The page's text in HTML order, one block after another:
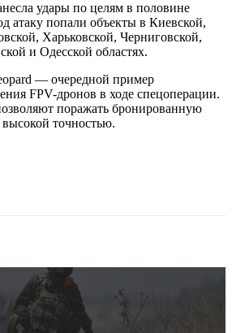
удары по целям в половине
атаку попали объекты в Киевской,
Харьковской, Черниговской,
и Одесской областях.
— очередной пример
FPV-дронов в ходе спецоперации.
поражать бронированную
точностью.